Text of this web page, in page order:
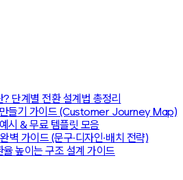
단계별 전환 설계법 총정리
만들기 가이드 (Customer Journey Map)
시 & 무료 템플릿 모음
벽 가이드 (문구·디자인·배치 전략)
높이는 구조 설계 가이드